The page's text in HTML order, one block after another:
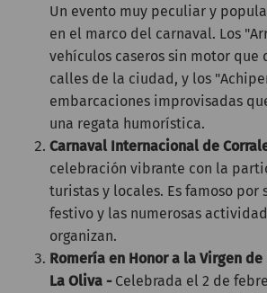
Un evento muy peculiar y
en el marco del carnaval. Los
vehículos caseros sin motor que
calles de la ciudad, y los
embarcaciones improvisadas
una regata humorística.
Carnaval Internacional de
celebración vibrante con la
turistas y locales. Es famoso por
festivo y las numerosas
organizan.
Romería en Honor a la Virgen
La Oliva -Celebrada el 2 de